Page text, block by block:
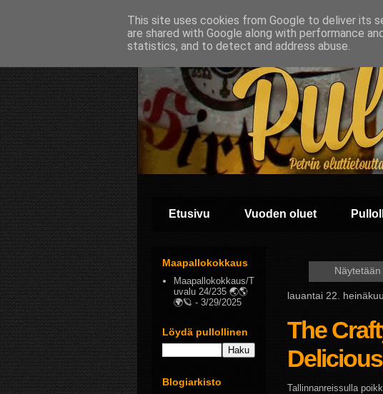
Etusivu Vuoden oluet
lauantai 22.
The
Tallinnanreissulla
Maapallokokkaus
Maapallokokkaus/T
uvalu 24/235 🌏🌎
🌍🪐 - 3/29/2025
Löydä pullollinen
Blogiarkisto
This site uses cookies from Google to deliver its
are shared with Google along with performance
statistics, and to detect and address abuse.